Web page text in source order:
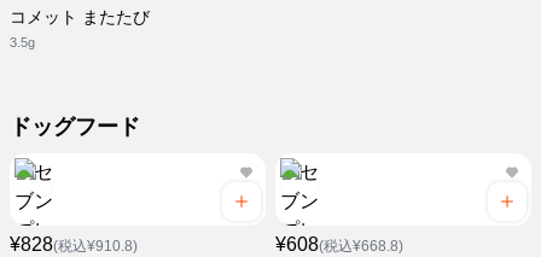
コメット またたび
3.5g
ドッグフード
¥828(税込¥910.8) ¥608(税込¥668.8)